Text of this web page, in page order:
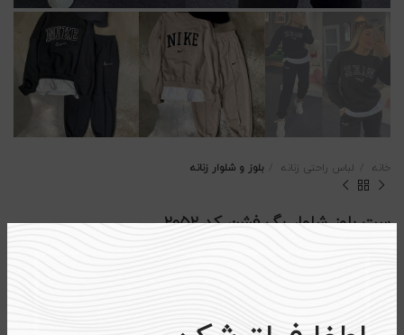
خانه لباس راحتی زنانه بلوز و شلوار زنانه
ست بلوز شلوار بگ فشن کد ۲۰۵۲